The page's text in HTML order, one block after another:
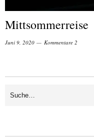
Mittsommerreise
Juni 9, 2020 Kommentare 2